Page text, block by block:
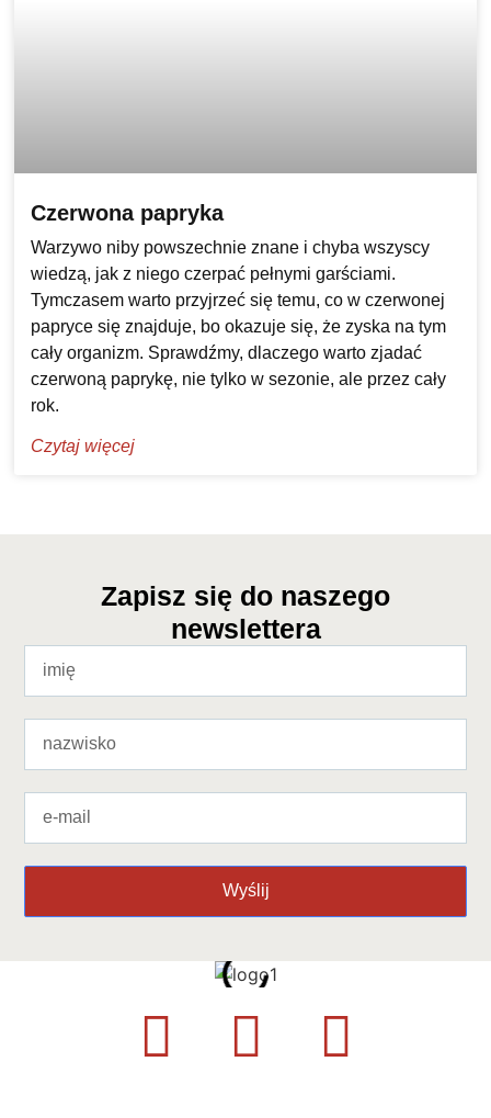
Czerwona papryka
Warzywo niby powszechnie znane i chyba wszyscy
wiedzą, jak z niego czerpać pełnymi garściami.
Tymczasem warto przyjrzeć się temu, co w czerwonej
papryce się znajduje, bo okazuje się, że zyska na tym
cały organizm. Sprawdźmy, dlaczego warto zjadać
czerwoną paprykę, nie tylko w sezonie, ale przez cały
rok.
Czytaj więcej
Zapisz się do naszego
newslettera
Wyślij